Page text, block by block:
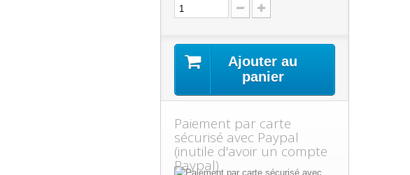
Ajouter au
panier
Paiement par carte
sécurisé avec Paypal
(inutile d'avoir un compte
Paypal)